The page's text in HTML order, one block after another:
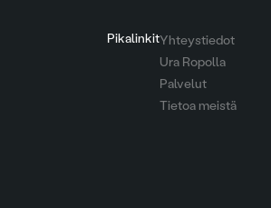
PikalinkitYhteystiedot
Ura Ropolla
Palvelut
Tietoa meistä